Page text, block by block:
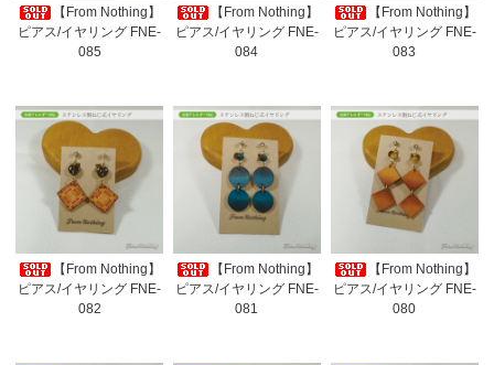
【From Nothing】
ピアス/イヤリング FNE-
085
【From Nothing】
ピアス/イヤリング FNE-
084
【From Nothing】
ピアス/イヤリング FNE-
083
【From Nothing】
ピアス/イヤリング FNE-
082
【From Nothing】
ピアス/イヤリング FNE-
081
【From Nothing】
ピアス/イヤリング FNE-
080